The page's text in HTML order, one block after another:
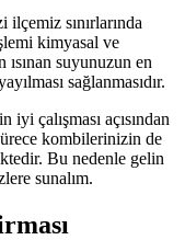
ilçemiz sınırlarında
kimyasal ve
suyunuzun en
sağlanmasıdır.
iyi çalışması açısından
kombilerinizin de
Bu nedenle gelin
sunalım.